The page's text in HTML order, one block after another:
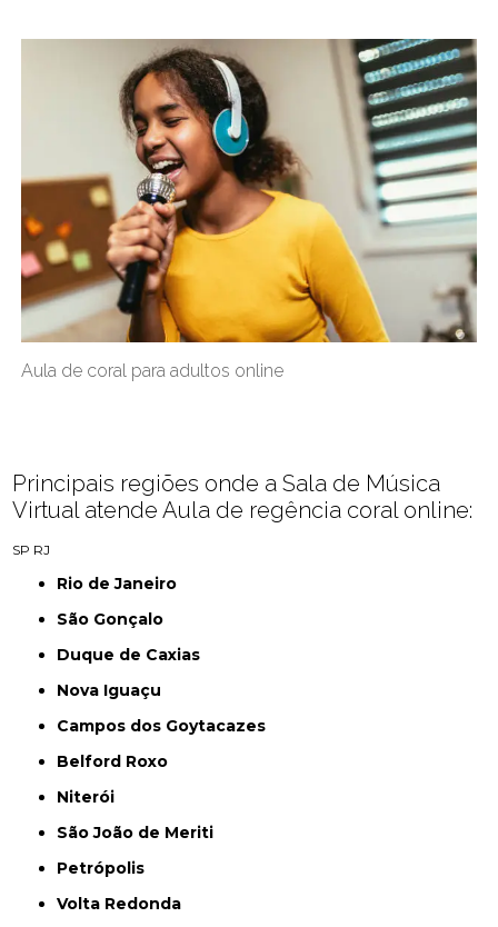
Aula de coral para adultos online
Principais regiões onde a Sala de Música
Virtual atende Aula de regência coral online:
SP RJ
Rio de Janeiro
São Gonçalo
Duque de Caxias
Nova Iguaçu
Campos dos Goytacazes
Belford Roxo
Niterói
São João de Meriti
Petrópolis
Volta Redonda